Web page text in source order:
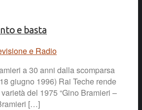
e basta
e Radio
a 30 anni dalla scomparsa
giugno 1996) Rai Teche rende
del 1975 “Gino Bramieri –
[…]